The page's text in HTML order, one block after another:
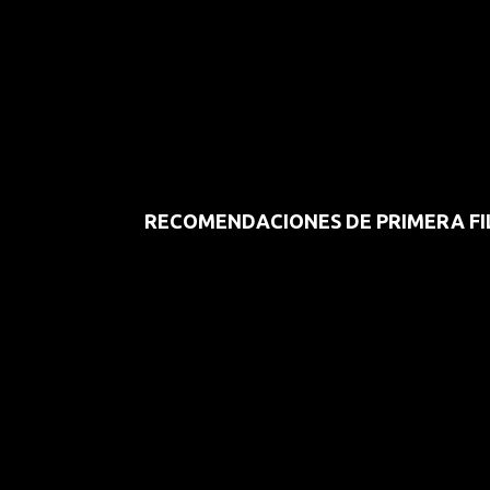
RECOMENDACIONES DE PRIMERA